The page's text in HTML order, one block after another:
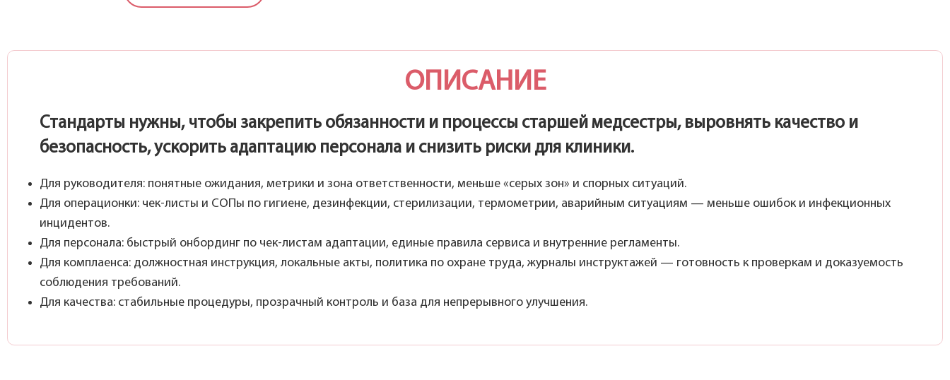
ОПИСАНИЕ
Стандарты нужны, чтобы закрепить обязанности и процессы старшей медсестры, выровнять качество и
безопасность, ускорить адаптацию персонала и снизить риски для клиники.
Для руководителя: понятные ожидания, метрики и зона ответственности, меньше «серых зон» и спорных ситуаций.
Для операционки: чек-листы и СОПы по гигиене, дезинфекции, стерилизации, термометрии, аварийным ситуациям — меньше ошибок и инфекционных
инцидентов.
Для персонала: быстрый онбординг по чек-листам адаптации, единые правила сервиса и внутренние регламенты.
Для комплаенса: должностная инструкция, локальные акты, политика по охране труда, журналы инструктажей — готовность к проверкам и доказуемость
соблюдения требований.
Для качества: стабильные процедуры, прозрачный контроль и база для непрерывного улучшения.